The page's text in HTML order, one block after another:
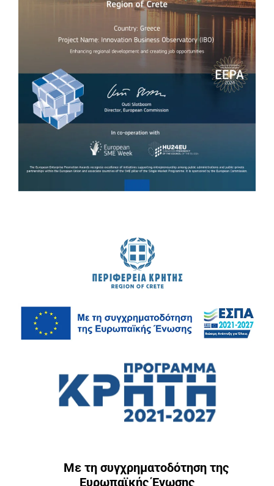
Με τη συγχρηματοδότηση της
Ευρωπαϊκής Ένωσης